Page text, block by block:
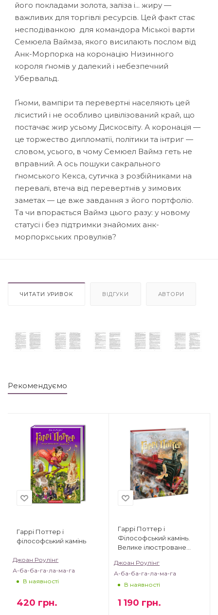
його покладами золота, заліза і... жиру —
важливих для торгівлі ресурсів. Цей факт стає
несподіванкою для командора Міської варти
Семюела Ваймза, якого висилають послом від
Анк-Морпорка на коронацію Низинного
короля ґномів у далекий і небезпечний
Убервальд.
Ґноми, вампіри та перевертні населяють цей
лісистий і не особ­ливо цивілізований край, що
постачає жир усьому Дискосвіту. А коронація —
це торжество дипломатії, політики та інтриг —
словом, усього, в чому Семюел Ваймз геть не
вправний. А ось пошуки сакрального
ґномського Кекса, сутичка з розбійниками на
перевалі, втеча від перевертнів у зимових
заметах — це вже завдання з його портфоліо.
Та чи впорається Ваймз цього разу: у новому
статусі і без підтримки знайомих анк-
морпоркських провулків?
ЧИТАТИ УРИВОК ВІДГУКИ АВТОРИ
Рекомендуємо
Гаррі Поттер і
філософський камінь
Джоан Роулінг
А-ба-ба-га-ла-ма-га
В наявності
420 грн.
Гаррі Поттер і
Філософський камінь.
Велике ілюстроване
Джоан Роулінг
А-ба-ба-га-ла-ма-га
В наявності
1 190 грн.